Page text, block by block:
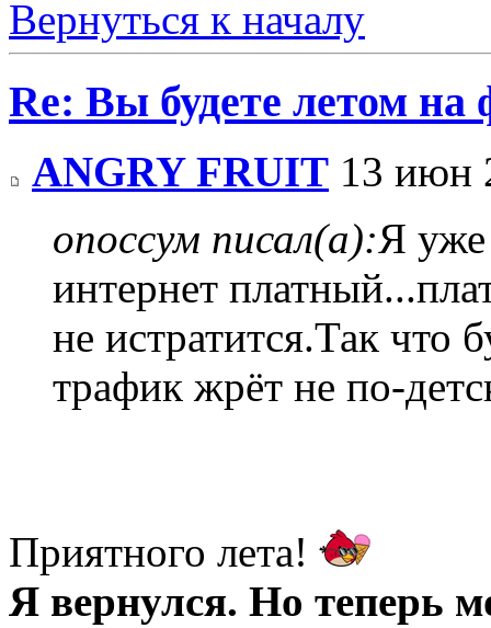
Вернуться к началу
Re: Вы будете летом на
ANGRY FRUIT 13 июн
опоссум писал(а):Я уже
интернет
не истратится.Так что
трафик жрёт не по-
Приятного лета!
Я вернулся. Но теперь